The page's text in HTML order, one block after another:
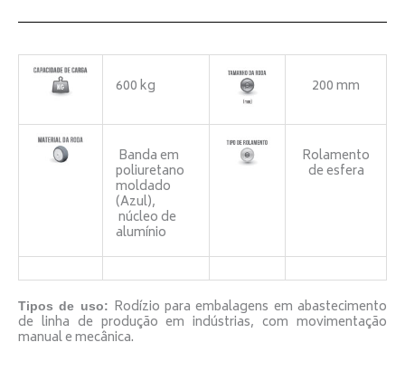
freio
600 kg 200 mm
Banda em
poliuretano
moldado
(Azul),
núcleo de
alumínio
Rolamento
de esfera
Tipos de uso: Rodízio para embalagens em abastecimento
de linha de produção em indústrias, com movimentação
manual e mecânica.